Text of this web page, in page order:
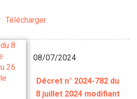
Télécharger
08/07/2024
Décret n° 2024-782 du
8 juillet 2024 modifiant